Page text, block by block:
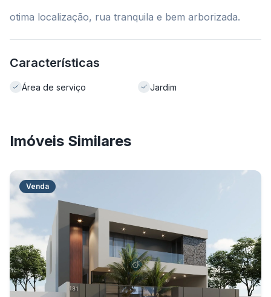
otima localização, rua tranquila e bem arborizada.
Características
Área de serviço Jardim
Imóveis Similares
Venda